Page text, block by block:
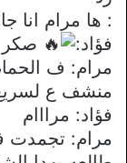
: ها مرام انا
فؤاد:
صكر
مرام: ف
منشف ع
فؤاد: مرااام
مرام: تجمدت